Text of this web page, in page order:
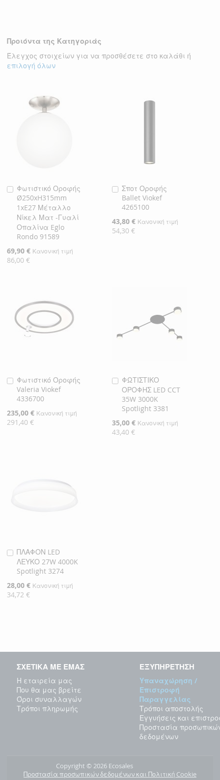
ΕΠΙΘΥΜΙΏΝ
Προιόντα της Κατηγοριάς
Έλεγχος στοιχείων για να προσθέσετε στο καλάθι ή
επιλογή όλων
Φωτιστικό Οροφής
Ø250xH315mm
1xE27 Μέταλλο
Νίκελ Ματ -Γυαλί
Οπαλίνα Eglo
Rondo 91589
Ειδική
Τιμή
69,90 € Κανονική τιμή
86,00 €
Προσθήκη
στο
Καλάθι
Σποτ Οροφής
Ballet Viokef
4265100
Ειδική
Τιμή
43,80 € Κανονική τιμή
54,30 €
Προσθήκη
στο
Καλάθι
Φωτιστικό Οροφής
Valeria Viokef
4336700
Ειδική
Τιμή
235,00 € Κανονική τιμή
291,40 €
Προσθήκη
στο
Καλάθι
ΦΩΤΙΣΤΙΚΟ
ΟΡΟΦΗΣ LED CCT
35W 3000K
Spotlight 3381
Ειδική
Τιμή
35,00 € Κανονική τιμή
43,40 €
Προσθήκη
στο
Καλάθι
ΠΛΑΦΟΝ LED
ΛΕΥΚΟ 27W 4000K
Spotlight 3274
Ειδική
Τιμή
28,00 € Κανονική τιμή
34,72 €
Προσθήκη
στο
Καλάθι
ΣΧΕΤΙΚΑ ΜΕ ΕΜΑΣ
Η εταιρεία μας
Που θα μας βρείτε
Όροι συναλλαγών
Τρόποι πληρωμής
ΕΞΥΠΗΡΕΤΗΣΗ
Υπαναχώρηση /
Επιστροφή
Παραγγελίας
Τρόποι αποστολής
Εγγυήσεις και
Προστασία
δεδομένων
Copyright © 2026 Ecosales
Προστασία προσωπικών δεδομένων και Πολιτική Cookie